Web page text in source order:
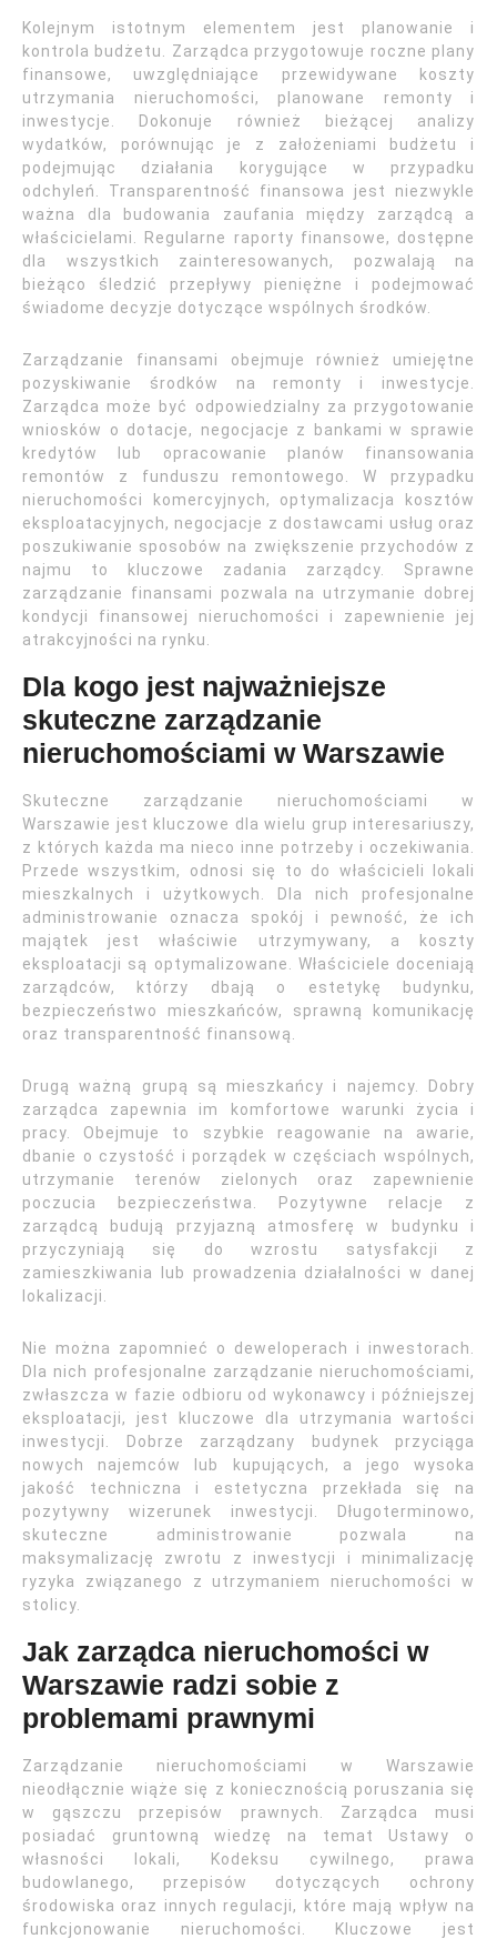
Kolejnym istotnym elementem jest planowanie i
kontrola budżetu. Zarządca przygotowuje roczne plany
finansowe, uwzględniające przewidywane koszty
utrzymania nieruchomości, planowane remonty i
inwestycje. Dokonuje również bieżącej analizy
wydatków, porównując je z założeniami budżetu i
podejmując działania korygujące w przypadku
odchyleń. Transparentność finansowa jest niezwykle
ważna dla budowania zaufania między zarządcą a
właścicielami. Regularne raporty finansowe, dostępne
dla wszystkich zainteresowanych, pozwalają na
bieżąco śledzić przepływy pieniężne i podejmować
świadome decyzje dotyczące wspólnych środków.
Zarządzanie finansami obejmuje również umiejętne
pozyskiwanie środków na remonty i inwestycje.
Zarządca może być odpowiedzialny za przygotowanie
wniosków o dotacje, negocjacje z bankami w sprawie
kredytów lub opracowanie planów finansowania
remontów z funduszu remontowego. W przypadku
nieruchomości komercyjnych, optymalizacja kosztów
eksploatacyjnych, negocjacje z dostawcami usług oraz
poszukiwanie sposobów na zwiększenie przychodów z
najmu to kluczowe zadania zarządcy. Sprawne
zarządzanie finansami pozwala na utrzymanie dobrej
kondycji finansowej nieruchomości i zapewnienie jej
atrakcyjności na rynku.
Dla kogo jest najważniejsze
skuteczne zarządzanie
nieruchomościami w Warszawie
Skuteczne zarządzanie nieruchomościami w
Warszawie jest kluczowe dla wielu grup interesariuszy,
z których każda ma nieco inne potrzeby i oczekiwania.
Przede wszystkim, odnosi się to do właścicieli lokali
mieszkalnych i użytkowych. Dla nich profesjonalne
administrowanie oznacza spokój i pewność, że ich
majątek jest właściwie utrzymywany, a koszty
eksploatacji są optymalizowane. Właściciele doceniają
zarządców, którzy dbają o estetykę budynku,
bezpieczeństwo mieszkańców, sprawną komunikację
oraz transparentność finansową.
Drugą ważną grupą są mieszkańcy i najemcy. Dobry
zarządca zapewnia im komfortowe warunki życia i
pracy. Obejmuje to szybkie reagowanie na awarie,
dbanie o czystość i porządek w częściach wspólnych,
utrzymanie terenów zielonych oraz zapewnienie
poczucia bezpieczeństwa. Pozytywne relacje z
zarządcą budują przyjazną atmosferę w budynku i
przyczyniają się do wzrostu satysfakcji z
zamieszkiwania lub prowadzenia działalności w danej
lokalizacji.
Nie można zapomnieć o deweloperach i inwestorach.
Dla nich profesjonalne zarządzanie nieruchomościami,
zwłaszcza w fazie odbioru od wykonawcy i późniejszej
eksploatacji, jest kluczowe dla utrzymania wartości
inwestycji. Dobrze zarządzany budynek przyciąga
nowych najemców lub kupujących, a jego wysoka
jakość techniczna i estetyczna przekłada się na
pozytywny wizerunek inwestycji. Długoterminowo,
skuteczne administrowanie pozwala na
maksymalizację zwrotu z inwestycji i minimalizację
ryzyka związanego z utrzymaniem nieruchomości w
stolicy.
Jak zarządca nieruchomości w
Warszawie radzi sobie z
problemami prawnymi
Zarządzanie nieruchomościami w Warszawie
nieodłącznie wiąże się z koniecznością poruszania się
w gąszczu przepisów prawnych. Zarządca musi
posiadać gruntowną wiedzę na temat Ustawy o
własności lokali, Kodeksu cywilnego, prawa
budowlanego, przepisów dotyczących ochrony
środowiska oraz innych regulacji, które mają wpływ na
funkcjonowanie nieruchomości. Kluczowe jest